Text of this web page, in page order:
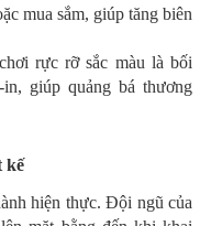
mua sắm, giúp tăng biên
rực rỡ sắc màu là bối
giúp quảng bá thương
kế
hiện thực. Đội ngũ của